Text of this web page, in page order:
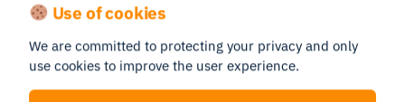
Abtastrate
Ausrichtungss
ensor
3-Achsen-
Beschleunigungsmesser
und 3-Achsen-Gyroskop
Use of cookies
We are committed to protecting your privacy and only
use cookies to improve the user experience.